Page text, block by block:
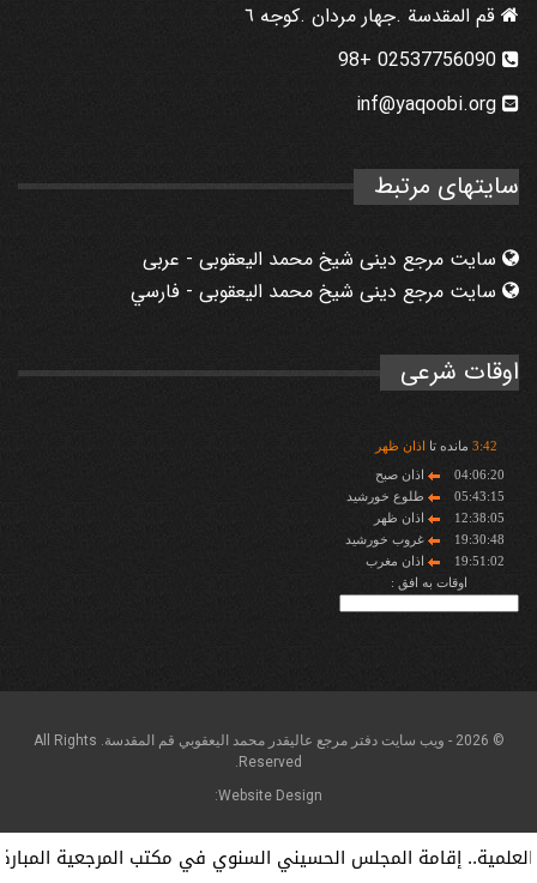
قم المقدسة .جهار مردان .كوجه ٦
inf@yaqoobi.org
سایتهای مرتبط
سایت مرجع دینی شیخ محمد الیعقوبی - عربی
سایت مرجع دینی شیخ محمد الیعقوبی - فارسي
اوقات شرعی
3:42 مانده تا اذان ظهر
04:06:20
اذان صبح
05:43:15
طلوع خورشید
12:38:05
اذان ظهر
19:30:48
غروب خورشید
19:51:02
اذان مغرب
اوقات به افق :
© 2026 - ويب سايت دفتر مرجع عاليقدر محمد اليعقوبي قم المقدسة. All Rights
Reserved.
Website Design:
إقامة المجلس الحسيني السنوي في مكتب المرجعية المباركة ...